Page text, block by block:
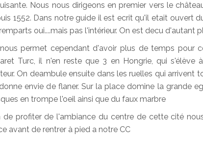
Nous nous dirigeons en premier vers le
1552. Dans notre guide il est ecrit qu'il etait ouvert
oui....mais pas l'intérieur. On est decu d'autant
permet cependant d'avoir plus de temps pour
Turc, il n'en reste que 3 en Hongrie, qui s'élève
On deambule ensuite dans les ruelles qui arrivent
envie de flaner. Sur la place domine la grande
en trompe l'oeil ainsi que du faux marbre
de profiter de l'ambiance du centre de cette cité
avant de rentrer à pied a notre CC